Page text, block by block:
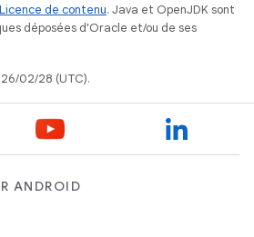
Licence de contenu. Java et OpenJDK sont
déposées d'Oracle et/ou de ses
02/28 (UTC).
ANDROID